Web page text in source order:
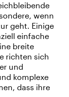
wenn
geht. Einige
einfache
breite
richten sich
und
komplexe
dass ihre